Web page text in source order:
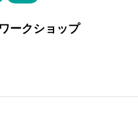
ークショップ